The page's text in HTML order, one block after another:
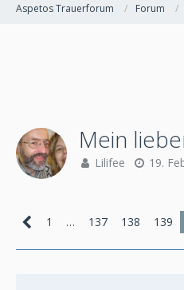
Aspetos Trauerforum Forum
Mein
Lilifee 19.
1 … 137 138 139